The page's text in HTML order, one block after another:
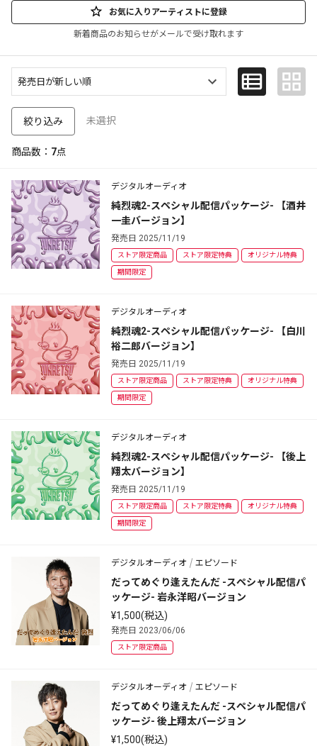
お気に入りアーティストに登録
新着商品のお知らせがメールで受け取れます
絞り込み 未選択
商品数： 7点
デジタルオーディオ
純烈魂2-スペシャル配信パッケージ- 【酒井
一圭バージョン】
発売日 2025/11/19
ストア限定商品 ストア限定特典 オリジナル特典
期間限定
デジタルオーディオ
純烈魂2-スペシャル配信パッケージ- 【白川
裕二郎バージョン】
発売日 2025/11/19
ストア限定商品 ストア限定特典 オリジナル特典
期間限定
デジタルオーディオ
純烈魂2-スペシャル配信パッケージ- 【後上
翔太バージョン】
発売日 2025/11/19
ストア限定商品 ストア限定特典 オリジナル特典
期間限定
デジタルオーディオ エピソード
だってめぐり逢えたんだ -スペシャル配信パ
ッケージ- 岩永洋昭バージョン
¥1,500(税込)
発売日 2023/06/06
ストア限定商品
デジタルオーディオ エピソード
だってめぐり逢えたんだ -スペシャル配信パ
ッケージ- 後上翔太バージョン
¥1,500(税込)